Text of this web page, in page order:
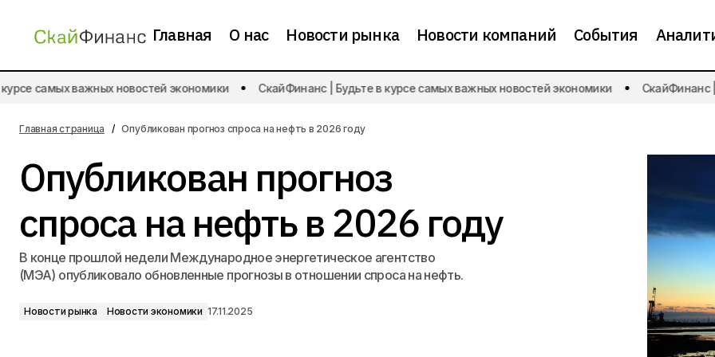
Главная О нас Новости рынка Новости компаний События
Индекс потребительских цен
Новости рынка Новости экономики Опубликован прогноз спроса на
самых важных новостей экономики СкайФинанс | Будьте в курсе самых важных новостей экономики СкайФинанс |
Главная страница Опубликован прогноз спроса на нефть в 2026 году
Опубликован прогноз
спроса на нефть в 2026 году
В конце прошлой недели Международное энергетическое агентство
(МЭА) опубликовало обновленные прогнозы в отношении спроса на нефть.
Новости рынка Новости экономики 17.11.2025